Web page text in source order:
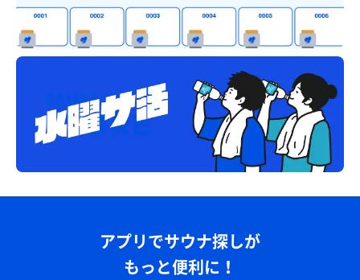
アプリでサウナ探しが
もっと便利に！